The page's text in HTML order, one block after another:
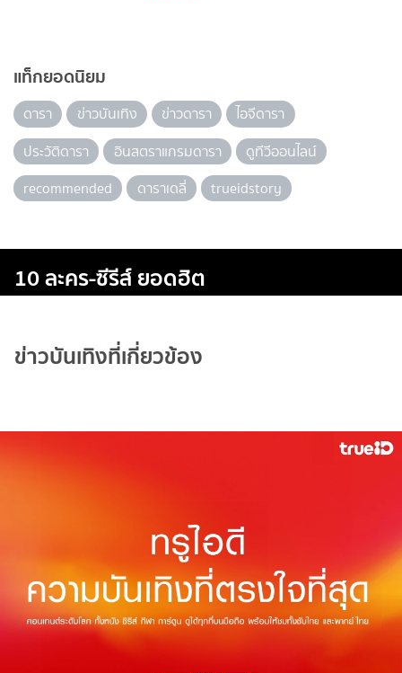
แท็กยอดนิยม
ดารา ข่าวบันเทิง ข่าวดารา
ไอจีดารา
ประวัติดารา
อินสตราแกรมดารา
ดูทีวีออนไลน์
recommended
ดาราเดลี่ trueidstory
10 ละคร-ซีรีส์ ยอดฮิต
ข่าวบันเทิงที่เกี่ยวข้อง